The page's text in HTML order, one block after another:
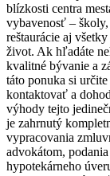
blízkosti centra
vybavenosť –
reštaurácie aj
život. Ak hľadáte
kvalitné bývanie a
táto ponuka si
kontaktovať a
výhody tejto
je zahrnutý
vypracovania
advokátom,
hypotekárneho